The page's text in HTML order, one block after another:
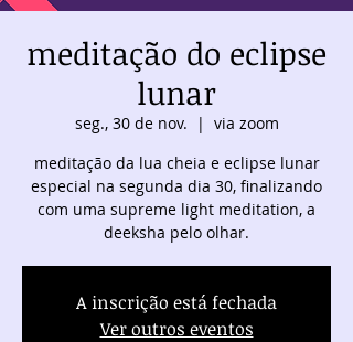
meditação do eclipse
lunar
seg., 30 de nov.
  |
via zoom
meditação da lua cheia e eclipse lunar
especial na segunda dia 30, finalizando
com uma supreme light meditation, a
deeksha pelo olhar.
A inscrição está fechada
Ver outros eventos